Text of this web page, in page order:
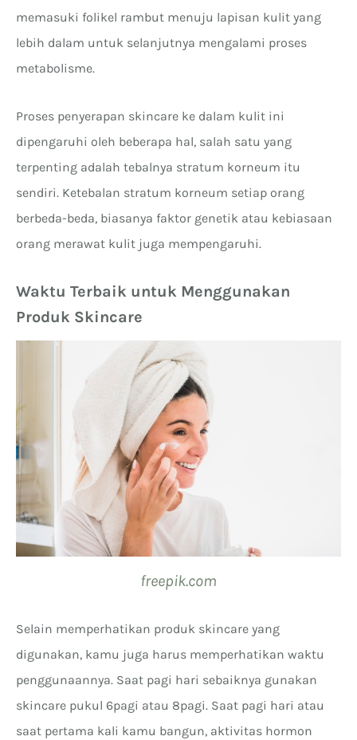
memasuki folikel rambut menuju lapisan kulit yang
lebih dalam untuk selanjutnya mengalami proses
metabolisme.
Proses penyerapan skincare ke dalam kulit ini
dipengaruhi oleh beberapa hal, salah satu yang
terpenting adalah tebalnya stratum korneum itu
sendiri. Ketebalan stratum korneum setiap orang
berbeda-beda, biasanya faktor genetik atau kebiasaan
orang merawat kulit juga mempengaruhi.
Waktu Terbaik untuk Menggunakan
Produk Skincare
freepik.com
Selain memperhatikan produk skincare yang
digunakan, kamu juga harus memperhatikan waktu
penggunaannya. Saat pagi hari sebaiknya gunakan
skincare pukul 6pagi atau 8pagi. Saat pagi hari atau
saat pertama kali kamu bangun, aktivitas hormon